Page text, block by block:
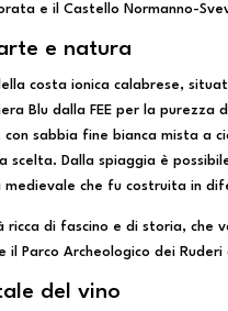
e il Castello Normanno-
e natura
costa ionica calabrese,
Blu dalla FEE per la
con sabbia fine bianca mista
scelta. Dalla spiaggia è
che fu costruita in
ricca di fascino e di storia,
Parco Archeologico dei Ruderi
del vino